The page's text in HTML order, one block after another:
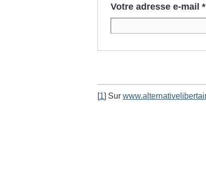
Votre adresse e-mail *
[1] Sur